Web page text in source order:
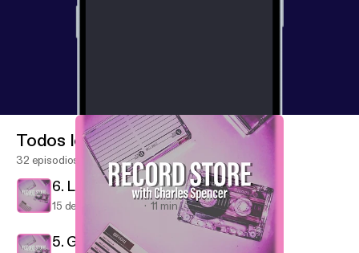
Todos los episodios
32 episodios
6. LA ROUX - SUPERVISION
15 de feb de 2020 11 min
5. GREEN DAY - FATHER OF ALL...